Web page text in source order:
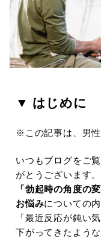
▼ はじめに
※この記事は、男
いつもブログをご
がとうございます。
「勃起時の角度の
お悩みについての内
「最近反応が鈍い
下がってきたような